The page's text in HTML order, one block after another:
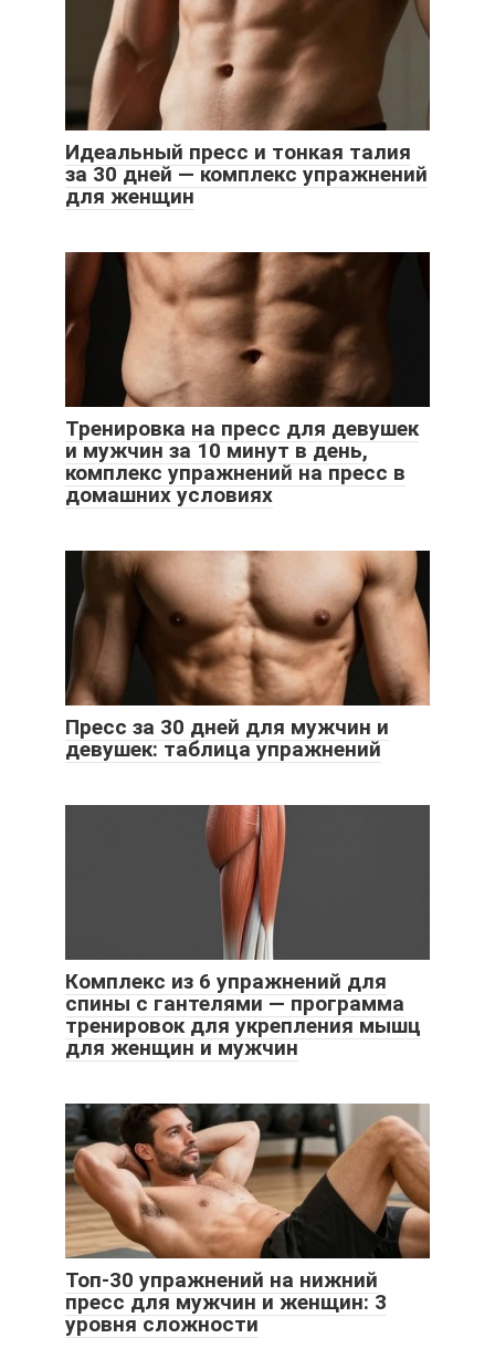
Идеальный пресс и тонкая талия
за 30 дней — комплекс упражнений
для женщин
Тренировка на пресс для девушек
и мужчин за 10 минут в день,
комплекс упражнений на пресс в
домашних условиях
Пресс за 30 дней для мужчин и
девушек: таблица упражнений
Комплекс из 6 упражнений для
спины с гантелями — программа
тренировок для укрепления мышц
для женщин и мужчин
Топ-30 упражнений на нижний
пресс для мужчин и женщин: 3
уровня сложности